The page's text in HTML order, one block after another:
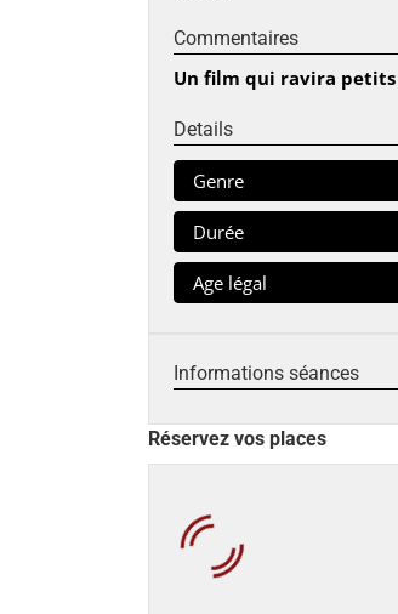
Commentaires
Un film qui ravira petits
Details
Genre
Durée
Age légal
Informations séances
Réservez vos places